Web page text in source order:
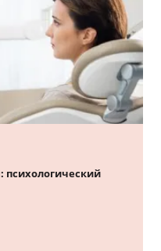
психологический